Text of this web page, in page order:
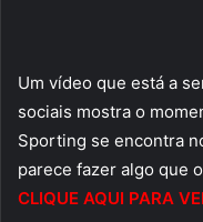
Um vídeo que está a
sociais mostra o
Sporting se encontra
parece fazer algo que
CLIQUE AQUI PARA